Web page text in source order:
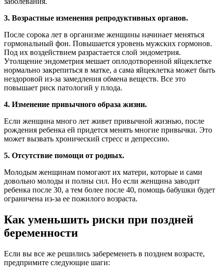
3. Возрастные изменения репродуктивных органов.
После сорока лет в организме женщины начинает меняться
гормональный фон. Повышается уровень мужских гормонов.
Под их воздействием разрастается слой эндометрия.
Утолщение эндометрия мешает оплодотворенной яйцеклетке
нормально закрепиться в матке, а сама яйцеклетка может быть
нездоровой из-за замедления обмена веществ. Все это
повышает риск патологий у плода.
4. Изменение привычного образа жизни.
Если женщина много лет живет привычной жизнью, после
рождения ребенка ей придется менять многие привычки. Это
может вызвать хронический стресс и депрессию.
5. Отсутствие помощи от родных.
Молодым женщинам помогают их матери, которые и сами
довольно молоды и полны сил. Но если женщина заводит
ребенка после 30, а тем более после 40, помощь бабушки будет
ограничена из-за ее пожилого возраста.
Как уменьшить риски при поздней
беременности
Если вы все же решились забеременеть в позднем возрасте,
предпримите следующие шаги: